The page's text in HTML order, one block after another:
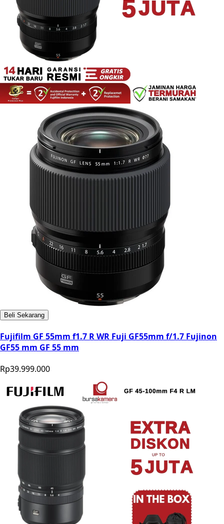
Beli Sekarang
Fujifilm GF 55mm f1.7 R WR Fuji GF55mm f/1.7 Fujinon
GF55 mm GF 55 mm
Rp39.999.000